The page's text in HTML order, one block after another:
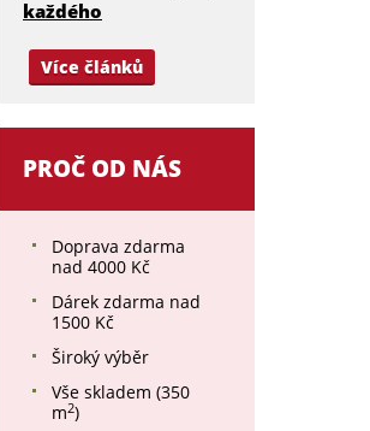
každého
Více článků
PROČ OD NÁS
Doprava zdarma
nad 4000 Kč
Dárek zdarma nad
1500 Kč
Široký výběr
Vše skladem (350
m2)